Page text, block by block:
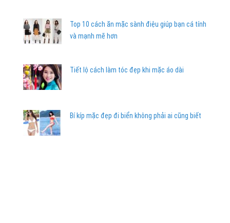
Top 10 cách ăn mặc sành điệu giúp bạn cá tính
và mạnh mẽ hơn
Tiết lộ cách làm tóc đẹp khi mặc áo dài
Bí kíp mặc đẹp đi biển không phải ai cũng biết